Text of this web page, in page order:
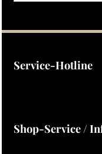
Ich habe die
Service-Hotline
Shop-Service /